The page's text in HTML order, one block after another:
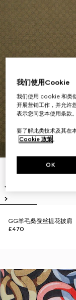
GG羊毛桑蚕丝提花披肩
£470
我们使用Cookie
我们使用 cookie 和类
开展营销工作，并允许
表示您同意本使用条款。
要了解此类技术及其在
Cookie 政策。
OK